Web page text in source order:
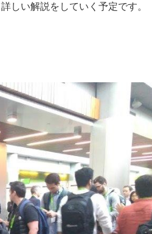
しい解説をしていく予定です。